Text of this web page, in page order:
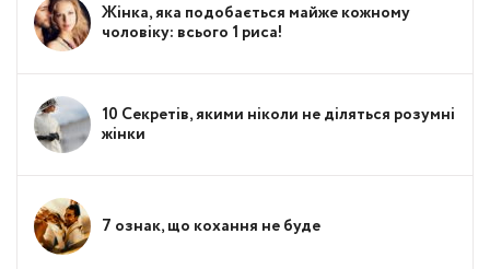
Жінка, яка подобається майже кожному
чоловіку: всього 1 риса!
10 Секретів, якими ніколи не діляться розумні
жінки
7 ознак, що кохання не буде